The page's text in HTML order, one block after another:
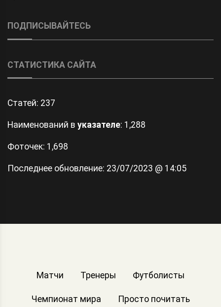
ПОДПИСЫВАЙТЕСЬ
СТАТИСТИКА САЙТА
Статей: 237
Наименований в указателе: 1,288
Фоточек: 1,698
Последнее обновление: 23/07/2023 @ 14:05
Матчи Тренеры Футболисты
Чемпионат мира Просто почитать